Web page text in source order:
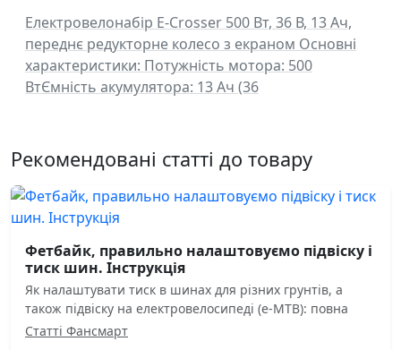
Електровелонабір E-Crosser 500 Вт, 36 В, 13 Ач,
переднє редукторне колесо з екраном Основні
характеристики: Потужність мотора: 500
ВтЄмність акумулятора: 13 Ач (36
Рекомендовані статті до товару
Фетбайк, правильно налаштовуємо підвіску і
тиск шин. Інструкція
Як налаштувати тиск в шинах для різних грунтів, а
також підвіску на електровелосипеді (e-MTB): повна
Статті Фансмарт